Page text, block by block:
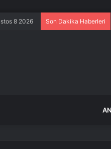
8 2026 Son Dakika Haberleri